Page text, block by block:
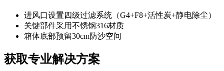
进风口设置四级过滤系统（G4+F8+活性炭+静电除尘）
关键部件采用不锈钢316材质
箱体底部预留30cm防沙空间
获取专业解决方案